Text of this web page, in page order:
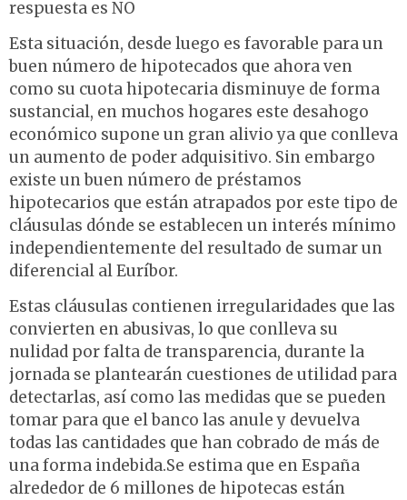
respuesta es NO
Esta situación, desde luego es favorable para un
buen número de hipotecados que ahora ven
como su cuota hipotecaria disminuye de forma
sustancial, en muchos hogares este desahogo
económico supone un gran alivio ya que conlleva
un aumento de poder adquisitivo. Sin embargo
existe un buen número de préstamos
hipotecarios que están atrapados por este tipo de
cláusulas dónde se establecen un interés mínimo
independientemente del resultado de sumar un
diferencial al Euríbor.
Estas cláusulas contienen irregularidades que las
convierten en abusivas, lo que conlleva su
nulidad por falta de transparencia, durante la
jornada se plantearán cuestiones de utilidad para
detectarlas, así como las medidas que se pueden
tomar para que el banco las anule y devuelva
todas las cantidades que han cobrado de más de
una forma indebida.Se estima que en España
alrededor de 6 millones de hipotecas están